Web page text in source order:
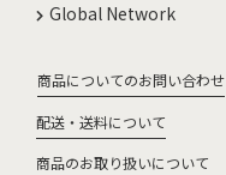
Global Network
商品についてのお問い合わせ
配送・送料について
商品のお取り扱いについて